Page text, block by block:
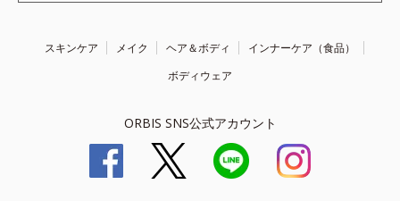
スキンケア メイク ヘア＆ボディ
インナーケア（食品）
ボディウェア
ORBIS SNS公式アカウント